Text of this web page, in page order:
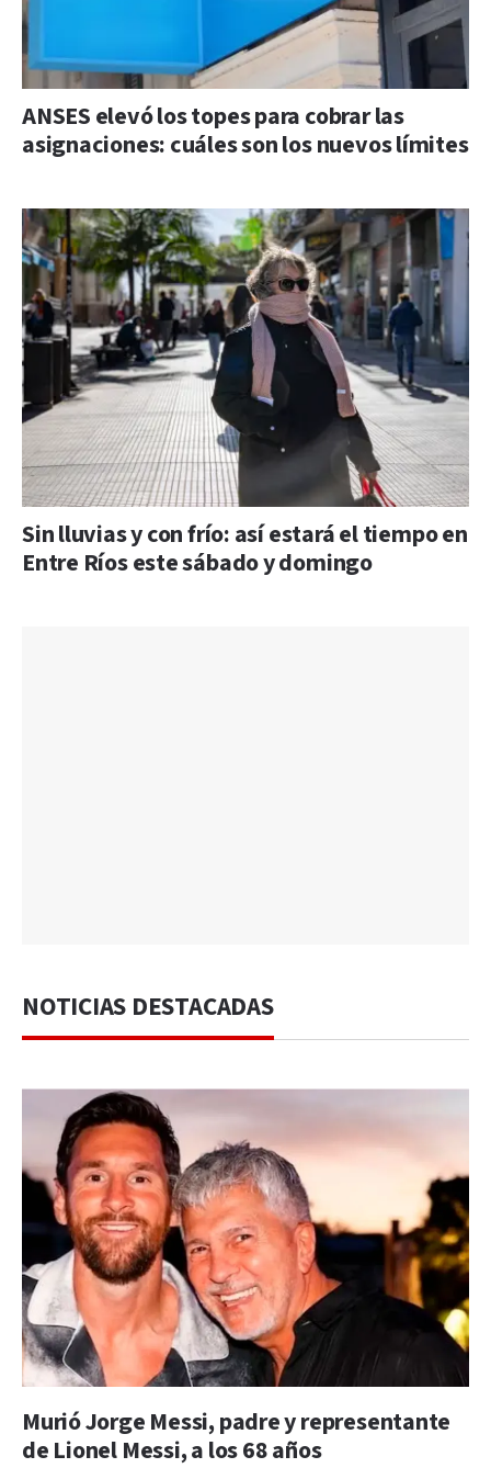
ANSES elevó los topes para cobrar las
asignaciones: cuáles son los nuevos límites
Sin lluvias y con frío: así estará el tiempo en
Entre Ríos este sábado y domingo
NOTICIAS DESTACADAS
Murió Jorge Messi, padre y representante
de Lionel Messi, a los 68 años